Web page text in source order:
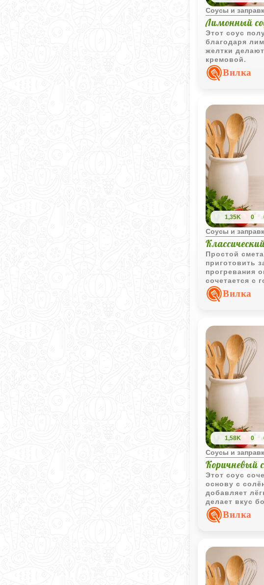
Соусы и
Лимонный
Этот соус
благодаря
желтки
кремовой.
Вилка
1,35K 0
Соусы и
Простой
приготовить
прогревания
сочетается с
котлетами и
Вилка
1,58K 0
Соусы и
Коричневый
Этот соус
основу с
добавляет
делает вкус
Вилка